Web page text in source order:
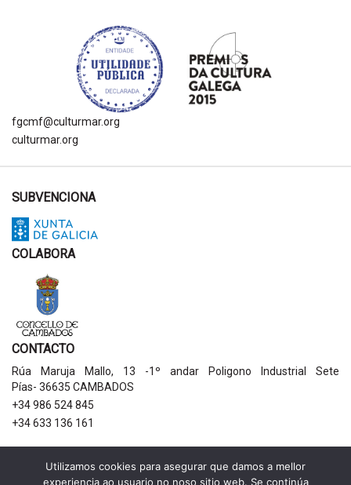
fgcmf@culturmar.org
culturmar.org
SUBVENCIONA
COLABORA
CONTACTO
Rúa Maruja Mallo, 13 -1º andar Poligono Industrial Sete
Pías- 36635 CAMBADOS
+34 986 524 845
+34 633 136 161
AVISOS LEGAIS
Utilizamos cookies para asegurar que damos a mellor
experiencia ao usuario no noso sitio web. Se continúa